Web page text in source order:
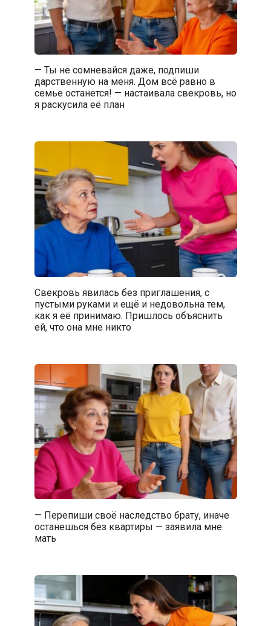
— Ты не сомневайся даже, подпиши
дарственную на меня. Дом всё равно в
семье останется! — настаивала свекровь, но
я раскусила её план
Свекровь явилась без приглашения, с
пустыми руками и ещё и недовольна тем,
как я её принимаю. Пришлось объяснить
ей, что она мне никто
— Перепиши своё наследство брату, иначе
останешься без квартиры — заявила мне
мать